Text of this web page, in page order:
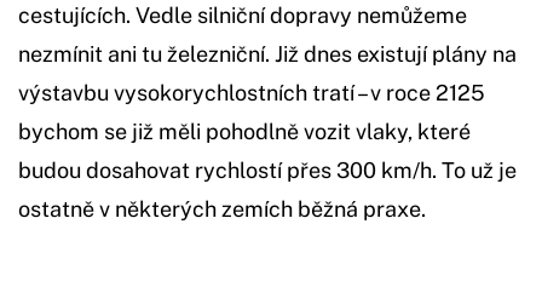
cestujících. Vedle silniční dopravy nemůžeme
nezmínit ani tu železniční. Již dnes existují plány na
výstavbu vysokorychlostních tratí – v roce 2125
bychom se již měli pohodlně vozit vlaky, které
budou dosahovat rychlostí přes 300 km/h. To už je
ostatně v některých zemích běžná praxe.